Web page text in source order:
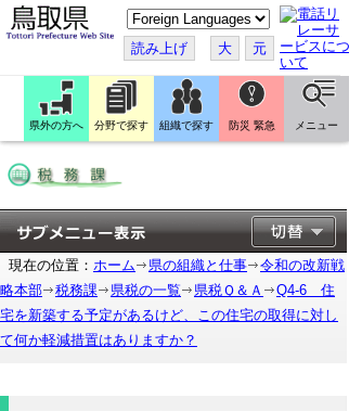
こ
の
ペ
ー
ジ
を
翻
訳
す
読み上げ 大 元
県外の方へ 分野で探す 組織で探す 防災 緊急 メニュー
現在の位置： ホーム 県の組織と仕事
令和の改新戦
略本部
税務課 県税の一覧 県税Ｑ＆Ａ
Q4-6 住
宅を新築する予定があるけど、この住宅の取得に対し
て何か軽減措置はありますか？